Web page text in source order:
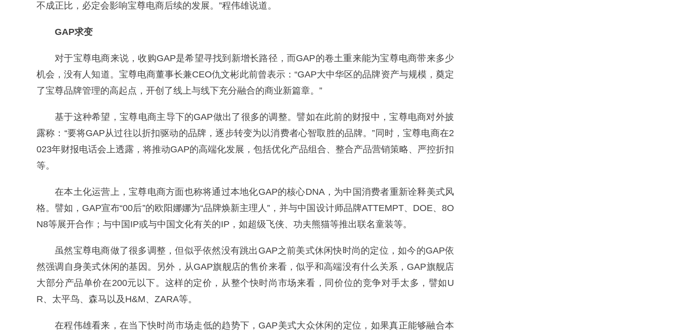
不成正比，必定会影响宝尊电商后续的发展。”程伟雄说道。
GAP求变
对于宝尊电商来说，收购GAP是希望寻找到新增长路径，而GAP的卷土重来能为宝尊电商带来多少
机会，没有人知道。宝尊电商董事长兼CEO仇文彬此前曾表示：“GAP大中华区的品牌资产与规模，奠定
了宝尊品牌管理的高起点，开创了线上与线下充分融合的商业新篇章。”
基于这种希望，宝尊电商主导下的GAP做出了很多的调整。譬如在此前的财报中，宝尊电商对外披
露称：“要将GAP从过往以折扣驱动的品牌，逐步转变为以消费者心智取胜的品牌。”同时，宝尊电商在2
023年财报电话会上透露，将推动GAP的高端化发展，包括优化产品组合、整合产品营销策略、严控折扣
等。
在本土化运营上，宝尊电商方面也称将通过本地化GAP的核心DNA，为中国消费者重新诠释美式风
格。譬如，GAP宣布“00后”的欧阳娜娜为“品牌焕新主理人”，并与中国设计师品牌ATTEMPT、DOE、8O
N8等展开合作；与中国IP或与中国文化有关的IP，如超级飞侠、功夫熊猫等推出联名童装等。
虽然宝尊电商做了很多调整，但似乎依然没有跳出GAP之前美式休闲快时尚的定位，如今的GAP依
然强调自身美式休闲的基因。另外，从GAP旗舰店的售价来看，似乎和高端没有什么关系，GAP旗舰店
大部分产品单价在200元以下。这样的定价，从整个快时尚市场来看，同价位的竞争对手太多，譬如U
R、太平鸟、森马以及H&M、ZARA等。
在程伟雄看来，在当下快时尚市场走低的趋势下，GAP美式大众休闲的定位，如果真正能够融合本